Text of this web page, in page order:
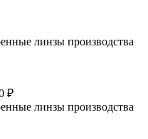
линзы производства
₽
линзы производства